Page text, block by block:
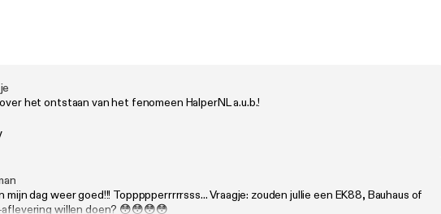
die een Mongoolse strijder werd tot de Canadezen die het Witte Huis
tonnetje van de Niagara Verder luisteren: - 121 - Leonard
maestro - 170 - Luisteraarsvragen! Van onze favoriete
CDA van de jaren '00 - 203 - Schotten in de jungle, een
soldaat en koffieverkopende athleten (Luisteraarsverhalen) - 218 -
Edge: Chasing Michelin Stars'' op Apple TV Heb jij een goed
hier in de comments, via Instagram of stuur een mail naar
het ontstaan van het fenomeen HalperNL a.u.b.!
mijn dag weer goed!!! Toppppperrrrrsss... Vraagje: zouden jullie een EK88, Bauhaus of
willen doen? 😳😳😳😳